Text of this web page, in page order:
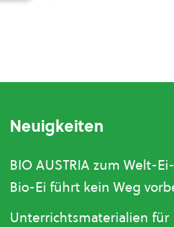
Neuigkeiten
BIO AUSTRIA zum Welt-
Bio-Ei führt kein Weg
Unterrichtsmaterialien für